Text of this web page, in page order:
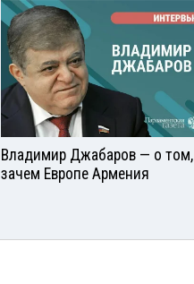
Владимир Джабаров — о том,
зачем Европе Армения